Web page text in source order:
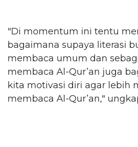
"Di momentum ini tentu
bagaimana supaya literasi
membaca umum dan
membaca Al-Qur’an juga
kita motivasi diri agar lebih
membaca Al-Qur’an,"